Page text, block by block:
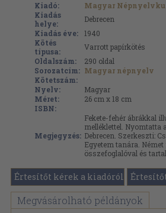
Kiadó:
Magyar
Kiadás
helye:
Debrecen
Kiadás éve:
1940
Kötés
típusa:
Varrott papírkötés
Oldalszám:
290 oldal
Sorozatcím: Magyar népnyelv
Kötetszám:
Nyelv:
Magyar
Méret:
26 cm x 18 cm
ISBN:
Megjegyzés:
Fekete-fehér ábrákkal
melléklettel. Nyomtatta
Debrecen. Szerkeszti:
Egyetem tanára. Német
összefoglalóval és
Értesítőt kérek a kiadóról
Megvásárolható példányok